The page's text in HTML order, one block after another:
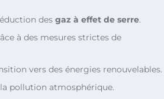
des gaz à effet de serre.
à des mesures strictes de
vers des énergies renouvelables.
pollution atmosphérique.